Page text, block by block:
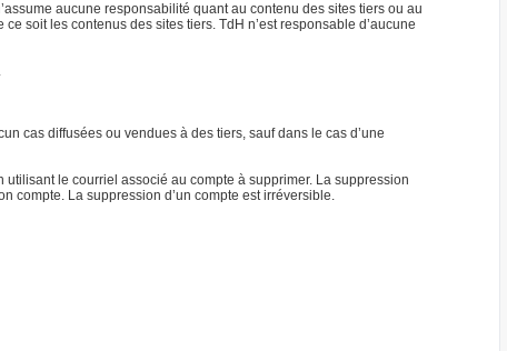
aucune responsabilité quant au contenu des sites tiers ou au
soit les contenus des sites tiers. TdH n’est responsable d’aucune
cas diffusées ou vendues à des tiers, sauf dans le cas d’une
le courriel associé au compte à supprimer. La suppression
compte. La suppression d’un compte est irréversible.